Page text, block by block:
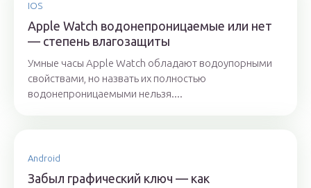
IOS
Apple Watch водонепроницаемые или нет
— степень влагозащиты
Умные часы Apple Watch обладают водоупорными
свойствами, но назвать их полностью
водонепроницаемыми нельзя....
Android
Забыл графический ключ — как